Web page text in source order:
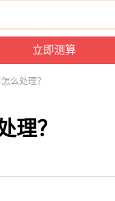
么处理？
理？